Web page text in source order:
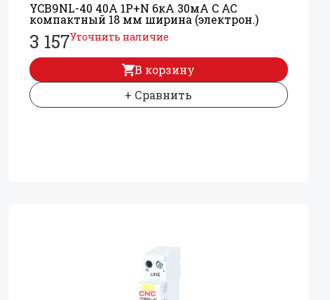
YCB9NL-40 40А 1P+N 6кА 30мА C AC
компактный 18 мм ширина (электрон.)
3 157Уточнить наличие
В корзину
+ Сравнить